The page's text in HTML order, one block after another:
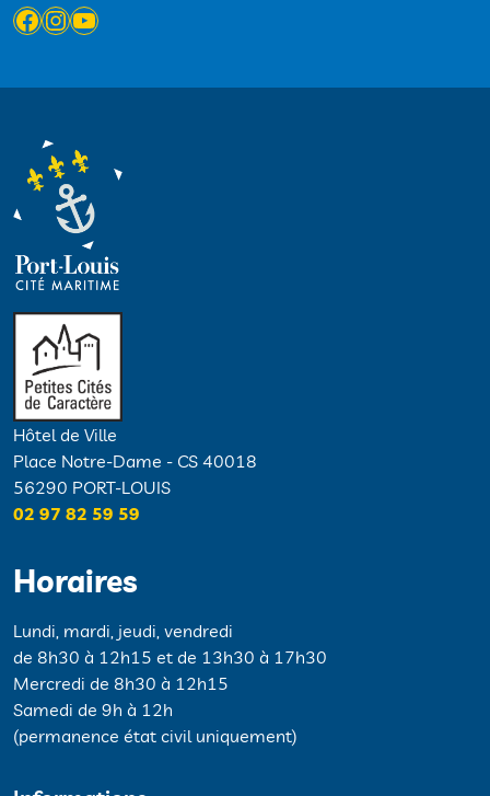
Facebook
Instagram
YouTube
Hôtel de Ville
Place Notre-Dame - CS 40018
56290 PORT-LOUIS
02 97 82 59 59
Horaires
Lundi, mardi, jeudi, vendredi
de 8h30 à 12h15 et de 13h30 à 17h30
Mercredi de 8h30 à 12h15
Samedi de 9h à 12h
(permanence état civil uniquement)